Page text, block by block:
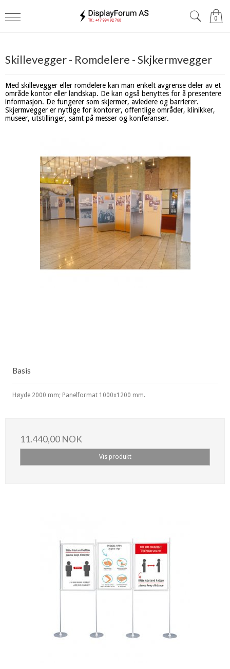
0
Skillevegger - Romdelere - Skjkermvegger
Med skillevegger eller romdelere kan man enkelt avgrense deler av et
område kontor eller landskap. De kan også benyttes for å presentere
informasjon. De fungerer som skjermer, avledere og barrierer.
Skjermvegger er nyttige for kontorer, offentlige områder, klinikker,
museer, utstillinger, samt på messer og konferanser.
Basis
Høyde 2000 mm; Panelformat 1000x1200 mm.
11.440,00 NOK
Vis produkt